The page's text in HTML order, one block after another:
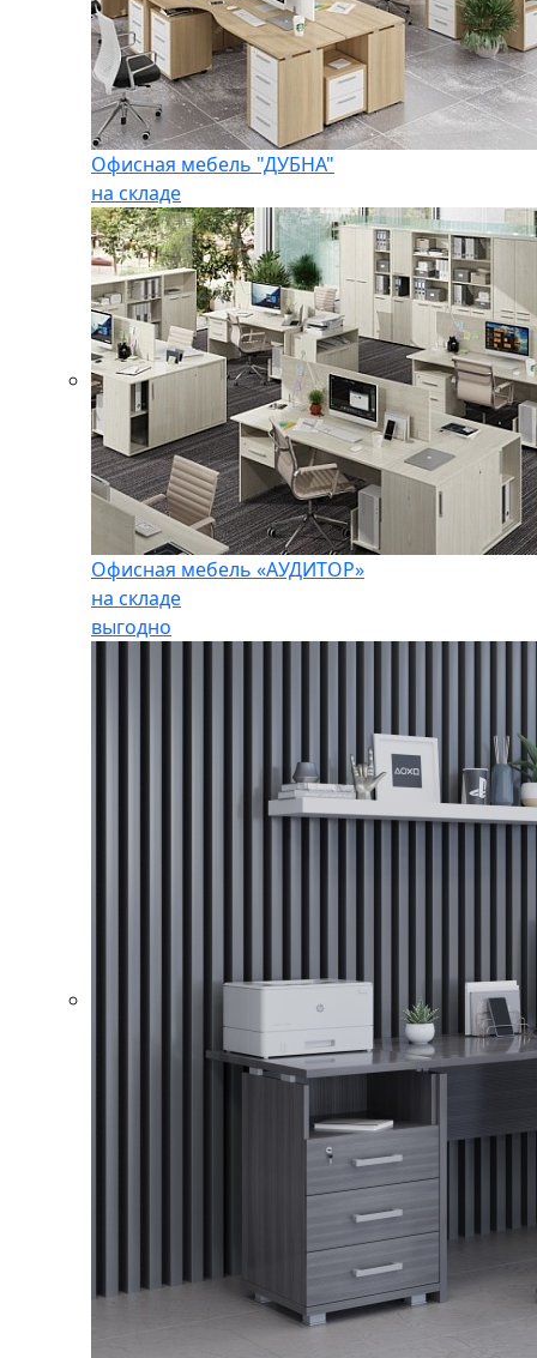
Офисная мебель "ДУБНА"
на складе
Офисная мебель «АУДИТОР»
на складе
выгодно